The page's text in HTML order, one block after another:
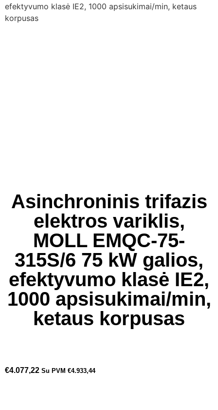
efektyvumo klasė IE2, 1000 apsisukimai/min, ketaus
korpusas
Asinchroninis trifazis
elektros variklis,
MOLL EMQC-75-
315S/6 75 kW galios,
efektyvumo klasė IE2,
1000 apsisukimai/min,
ketaus korpusas
€4.077,22 Su PVM €4.933,44